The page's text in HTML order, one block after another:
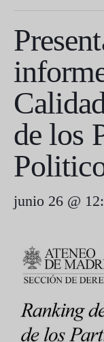
de los
junio 26 @